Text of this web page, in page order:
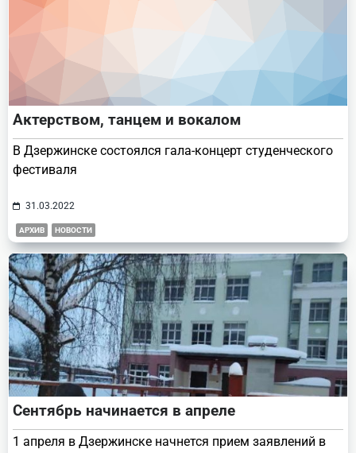
Актерством, танцем и вокалом
В Дзержинске состоялся гала-концерт студенческого
фестиваля
31.03.2022
АРХИВ НОВОСТИ
Сентябрь начинается в апреле
1 апреля в Дзержинске начнется прием заявлений в